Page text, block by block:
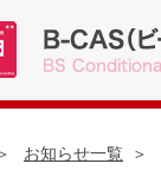
お知らせ一覧